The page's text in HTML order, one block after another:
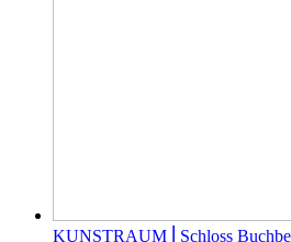
KUNSTRAUM ⎜Schloss